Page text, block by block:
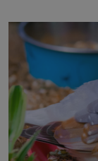
jednoduchost,
miminka měl
Předškolní věk